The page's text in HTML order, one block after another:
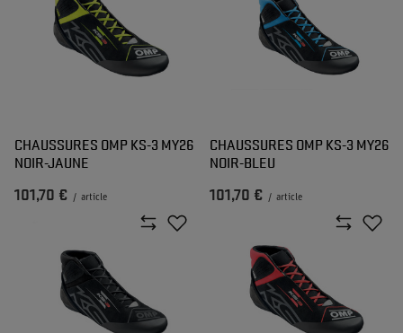
CHAUSSURES OMP KS-3 MY26
NOIR-JAUNE
101,70 € / article
CHAUSSURES OMP KS-3 MY26
NOIR-BLEU
101,70 € / article